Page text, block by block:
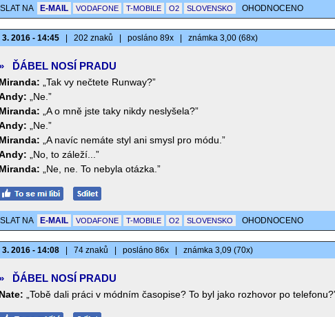
NA E-MAIL VODAFONE T-MOBILE O2 SLOVENSKO OHODNOCENO
3. 2016 - 14:45 202 znaků posláno 89x známka 3,00 (68x)
ĎÁBEL NOSÍ PRADU
Miranda:
„Tak vy nečtete Runway?”
„Ne.”
Miranda:
„A o mně jste taky nikdy neslyšela?”
„Ne.”
Miranda:
„A navíc nemáte styl ani smysl pro módu.”
„No, to záleží...”
Miranda:
„Ne, ne. To nebyla otázka.”
NA E-MAIL VODAFONE T-MOBILE O2 SLOVENSKO OHODNOCENO
3. 2016 - 14:08 74 znaků posláno 86x známka 3,09 (70x)
ĎÁBEL NOSÍ PRADU
Nate: „Tobě dali práci v módním časopise? To byl jako rozhovor po